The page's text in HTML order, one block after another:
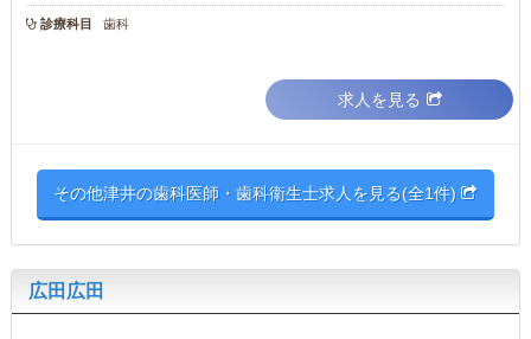
診療科目 歯科
求人を見る
その他津井の歯科医師・歯科衛生士求人を見る(全1件)
広田広田